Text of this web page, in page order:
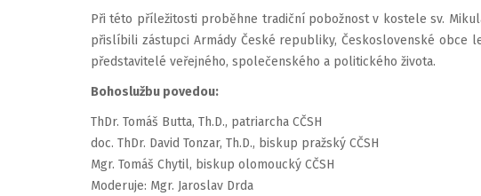
Při této příležitosti proběhne tradiční pobožnost v kostele sv.
přislíbili zástupci Armády České republiky, Československé obce
představitelé veřejného, společenského a politického života.
Bohoslužbu povedou:
ThDr. Tomáš Butta, Th.D., patriarcha CČSH
doc. ThDr. David Tonzar, Th.D., biskup pražský CČSH
Mgr. Tomáš Chytil, biskup olomoucký CČSH
Moderuje: Mgr. Jaroslav Drda